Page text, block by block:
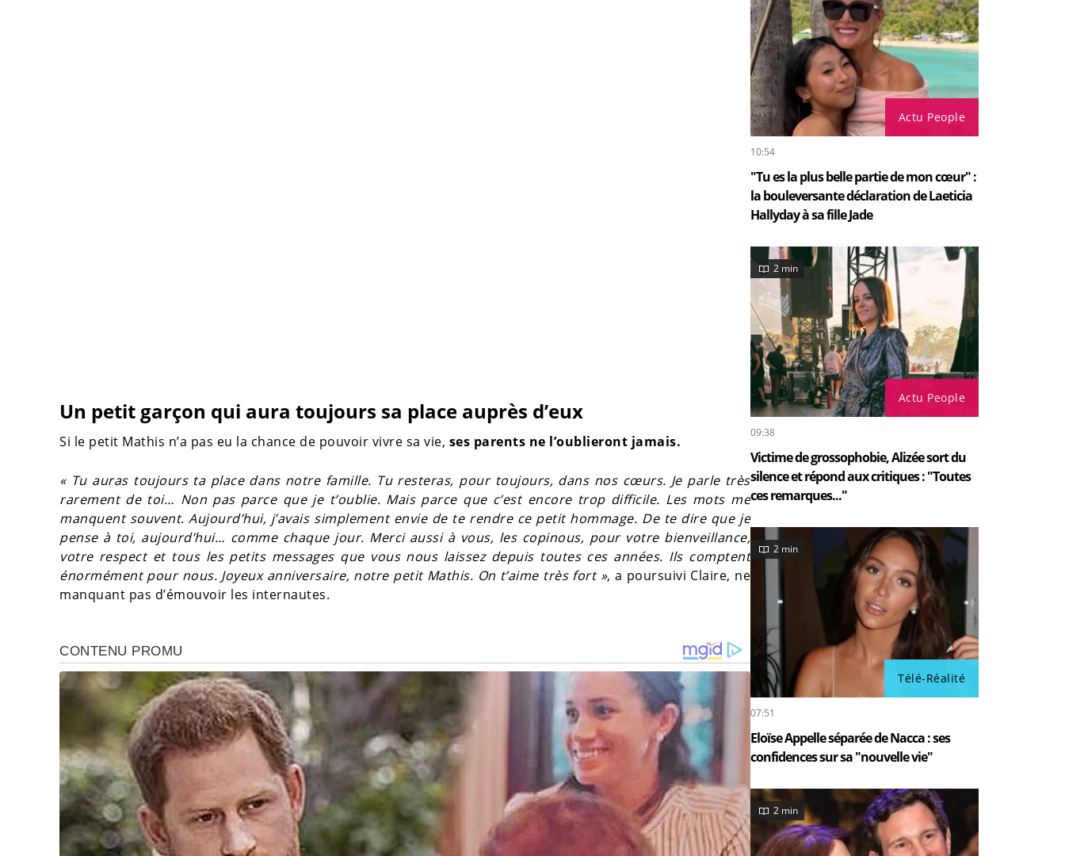
Un petit garçon qui aura toujours sa place auprès d’eux
Si le petit Mathis n’a pas eu la chance de pouvoir vivre sa vie, ses parents ne l’oublieront jamais.
« Tu auras toujours ta place dans notre famille. Tu resteras, pour toujours, dans nos cœurs. Je parle très
rarement de toi… Non pas parce que je t’oublie. Mais parce que c’est encore trop difficile. Les mots me
manquent souvent. Aujourd’hui, j’avais simplement envie de te rendre ce petit hommage. De te dire que je
pense à toi, aujourd’hui… comme chaque jour. Merci aussi à vous, les copinous, pour votre bienveillance,
votre respect et tous les petits messages que vous nous laissez depuis toutes ces années. Ils comptent
énormément pour nous. Joyeux anniversaire, notre petit Mathis. On t’aime très fort », a poursuivi Claire, ne
manquant pas d’émouvoir les internautes.
Actu People
10:54
"Tu es la plus belle partie de mon cœur" :
la bouleversante déclaration de Laeticia
Hallyday à sa fille Jade
Actu People
2 min
09:38
Victime de grossophobie, Alizée sort du
silence et répond aux critiques : "Toutes
ces remarques..."
Télé-Réalité
2 min
07:51
Eloïse Appelle séparée de Nacca : ses
confidences sur sa "nouvelle vie"
2 min